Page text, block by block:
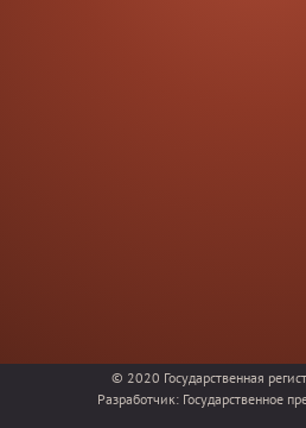
© 2020 Государственная
Разработчик: Государственное